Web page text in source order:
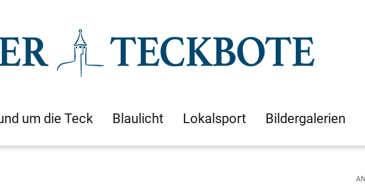
um die Teck Blaulicht Lokalsport Bildergalerien